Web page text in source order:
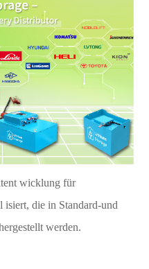
wicklung für
isiert, die in Standard-und
werden.